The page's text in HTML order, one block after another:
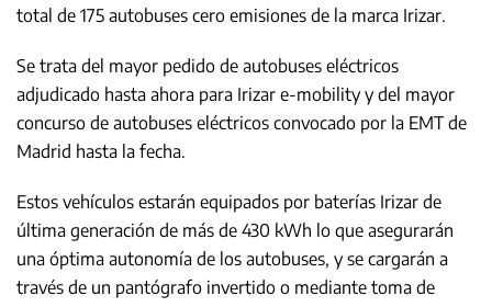
total de 175 autobuses cero emisiones de la marca Irizar.
Se trata del mayor pedido de autobuses eléctricos
adjudicado hasta ahora para Irizar e-mobility y del mayor
concurso de autobuses eléctricos convocado por la EMT de
Madrid hasta la fecha.
Estos vehículos estarán equipados por baterías Irizar de
última generación de más de 430 kWh lo que asegurarán
una óptima autonomía de los autobuses, y se cargarán a
través de un pantógrafo invertido o mediante toma de